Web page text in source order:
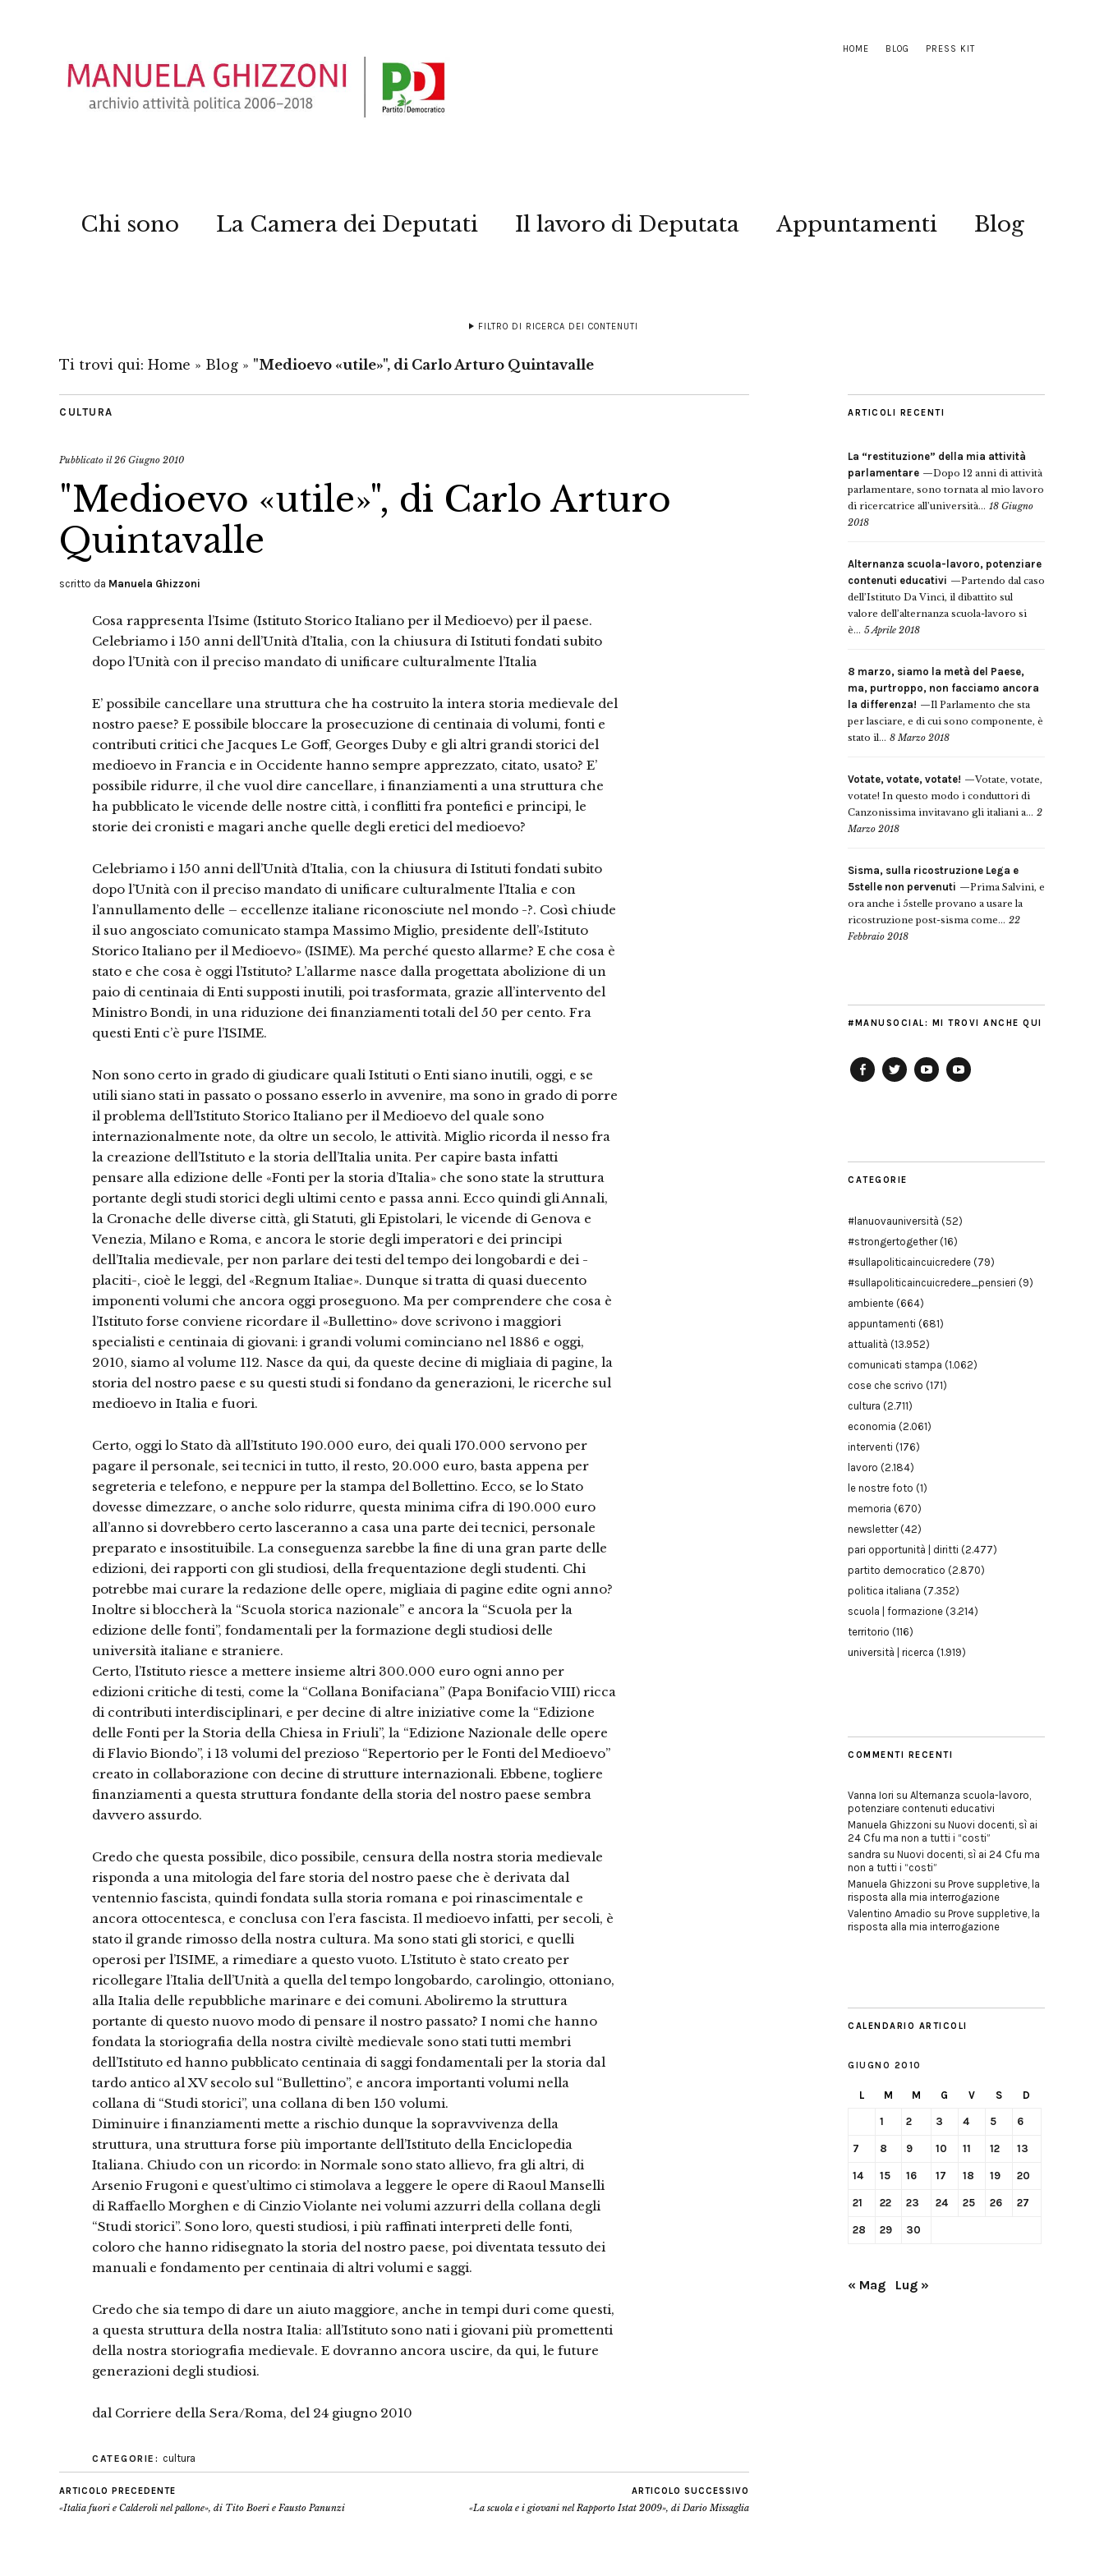
HOME BLOG PRESS KIT
Chi sono La Camera dei Deputati Il lavoro di Deputata Appuntamenti Blog
FILTRO DI RICERCA DEI CONTENUTI
Ti trovi qui: Home » Blog » "Medioevo «utile»", di Carlo Arturo Quintavalle
CULTURA
Pubblicato il26 Giugno 2010
"Medioevo «utile»", di Carlo Arturo
Quintavalle
scritto da Manuela Ghizzoni
Cosa rappresenta l’Isime (Istituto Storico Italiano per il Medioevo) per il paese.
Celebriamo i 150 anni dell’Unità d’Italia, con la chiusura di Istituti fondati subito
dopo l’Unità con il preciso mandato di unificare culturalmente l’Italia
E’ possibile cancellare una struttura che ha costruito la intera storia medievale del
nostro paese? E possibile bloccare la prosecuzione di centinaia di volumi, fonti e
contributi critici che Jacques Le Goff, Georges Duby e gli altri grandi storici del
medioevo in Francia e in Occidente hanno sempre apprezzato, citato, usato? E’
possibile ridurre, il che vuol dire cancellare, i finanziamenti a una struttura che
ha pubblicato le vicende delle nostre città, i conflitti fra pontefici e principi, le
storie dei cronisti e magari anche quelle degli eretici del medioevo?
Celebriamo i 150 anni dell’Unità d’Italia, con la chiusura di Istituti fondati subito
dopo l’Unità con il preciso mandato di unificare culturalmente l’Italia e con
l’annullamento delle – eccellenze italiane riconosciute nel mondo -?. Così chiude
il suo angosciato comunicato stampa Massimo Miglio, presidente dell’«Istituto
Storico Italiano per il Medioevo» (ISIME). Ma perché questo allarme? E che cosa è
stato e che cosa è oggi l’Istituto? L’allarme nasce dalla progettata abolizione di un
paio di centinaia di Enti supposti inutili, poi trasformata, grazie all’intervento del
Ministro Bondi, in una riduzione dei finanziamenti totali del 50 per cento. Fra
questi Enti c’è pure l’ISIME.
Non sono certo in grado di giudicare quali Istituti o Enti siano inutili, oggi, e se
utili siano stati in passato o possano esserlo in avvenire, ma sono in grado di porre
il problema dell’Istituto Storico Italiano per il Medioevo del quale sono
internazionalmente note, da oltre un secolo, le attività. Miglio ricorda il nesso fra
la creazione dell’Istituto e la storia dell’Italia unita. Per capire basta infatti
pensare alla edizione delle «Fonti per la storia d’Italia» che sono state la struttura
portante degli studi storici degli ultimi cento e passa anni. Ecco quindi gli Annali,
la Cronache delle diverse città, gli Statuti, gli Epistolari, le vicende di Genova e
Venezia, Milano e Roma, e ancora le storie degli imperatori e dei principi
dell’Italia medievale, per non parlare dei testi del tempo dei longobardi e dei -
placiti-, cioè le leggi, del «Regnum Italiae». Dunque si tratta di quasi duecento
imponenti volumi che ancora oggi proseguono. Ma per comprendere che cosa è
l’Istituto forse conviene ricordare il «Bullettino» dove scrivono i maggiori
specialisti e centinaia di giovani: i grandi volumi cominciano nel 1886 e oggi,
2010, siamo al volume 112. Nasce da qui, da queste decine di migliaia di pagine, la
storia del nostro paese e su questi studi si fondano da generazioni, le ricerche sul
medioevo in Italia e fuori.
Certo, oggi lo Stato dà all’Istituto 190.000 euro, dei quali 170.000 servono per
pagare il personale, sei tecnici in tutto, il resto, 20.000 euro, basta appena per
segreteria e telefono, e neppure per la stampa del Bollettino. Ecco, se lo Stato
dovesse dimezzare, o anche solo ridurre, questa minima cifra di 190.000 euro
all’anno si dovrebbero certo lasceranno a casa una parte dei tecnici, personale
preparato e insostituibile. La conseguenza sarebbe la fine di una gran parte delle
edizioni, dei rapporti con gli studiosi, della frequentazione degli studenti. Chi
potrebbe mai curare la redazione delle opere, migliaia di pagine edite ogni anno?
Inoltre si bloccherà la “Scuola storica nazionale” e ancora la “Scuola per la
edizione delle fonti”, fondamentali per la formazione degli studiosi delle
università italiane e straniere.
Certo, l’Istituto riesce a mettere insieme altri 300.000 euro ogni anno per
edizioni critiche di testi, co­me la “Collana Bonifaciana” (Papa Bonifacio VIII) ricca
di contributi interdisciplinari, e per decine di altre iniziative come la “Edizione
delle Fonti per la Storia della Chiesa in Friuli”, la “Edizione Nazionale delle opere
di Flavio Biondo”, i 13 volumi del prezioso “Repertorio per le Fonti del Medioevo”
creato in collaborazione con decine di strutture internazionali. Ebbene, togliere
finanziamenti a questa struttura fondante della storia del nostro paese sembra
davvero assurdo.
Credo che questa possibile, dico possibile, censura della nostra storia medievale
risponda a una mitologia del fare storia del nostro paese che è derivata dal
ventennio fascista, quindi fondata sulla storia romana e poi rinascimentale e
ancora ottocentesca, e conclusa con l’era fascista. Il medioevo infatti, per secoli, è
stato il grande rimosso della nostra cultura. Ma sono stati gli storici, e quelli
operosi per l’ISIME, a rimediare a questo vuoto. L’Istituto è stato creato per
ricollegare l’Italia dell’Unità a quella del tempo longobardo, carolingio, ottoniano,
alla Italia delle repubbliche marinare e dei comuni. Aboliremo la struttura
portante di questo nuovo modo di pensare il nostro passato? I nomi che hanno
fondata la storiografia della nostra civiltè medievale sono stati tutti membri
dell’Istituto ed hanno pubblicato centinaia di saggi fondamentali per la storia dal
tardo antico al XV secolo sul “Bullettino”, e ancora importanti volumi nella
collana di “Studi storici”, una collana di ben 150 volumi.
Diminuire i finanziamenti mette a rischio dunque la sopravvivenza della
struttura, una struttura forse più importante dell’Istituto della Enciclopedia
Italiana. Chiudo con un ricordo: in Normale sono stato allievo, fra gli altri, di
Arsenio Frugoni e quest’ultimo ci stimolava a leggere le opere di Raoul Manselli
di Raffaello Morghen e di Cinzio Violante nei volumi azzurri della collana degli
“Studi storici”. Sono loro, questi studiosi, i più raffinati interpreti delle fonti,
coloro che hanno ridisegnato la storia del nostro paese, poi diventata tessuto dei
manuali e fondamento per centinaia di altri volumi e saggi.
Credo che sia tempo di dare un aiuto maggiore, anche in tempi duri come questi,
a questa struttura della nostra Italia: all’Istituto sono nati i giovani più promettenti
della nostra storiografia medievale. E dovranno ancora uscire, da qui, le future
generazioni degli studiosi.
dal Corriere della Sera/Roma, del 24 giugno 2010
CATEGORIE: cultura
ARTICOLO PRECEDENTE
«Italia fuori e Calderoli nel pallone», di Tito Boeri e Fausto Panunzi
ARTICOLO SUCCESSIVO
«La scuola e i giovani nel Rapporto Istat 2009», di Dario Missaglia
ARTICOLI RECENTI
La “restituzione” della mia attività
parlamentare
Dopo 12 anni di attività
parlamentare, sono tornata al mio lavoro
di ricercatrice all’università... 18 Giugno
2018
Alternanza scuola-lavoro, potenziare
contenuti educativi
Partendo dal caso
dell’Istituto Da Vinci, il dibattito sul
valore dell’alternanza scuola-lavoro si
è... 5 Aprile 2018
8 marzo, siamo la metà del Paese,
ma, purtroppo, non facciamo ancora
la differenza!
Il Parlamento che sta
per lasciare, e di cui sono componente, è
stato il... 8 Marzo 2018
Votate, votate, votate!
Votate, votate,
votate! In questo modo i conduttori di
Canzonissima invitavano gli italiani a... 2
Marzo 2018
Sisma, sulla ricostruzione Lega e
5stelle non pervenuti
Prima Salvini, e
ora anche i 5stelle provano a usare la
ricostruzione post-sisma come... 22
Febbraio 2018
#MANUSOCIAL: MI TROVI ANCHE QUI
CATEGORIE
#lanuovauniversità (52)
#strongertogether(16)
#sullapoliticaincuicredere (79)
#sullapoliticaincuicredere_pensieri (9)
ambiente (664)
appuntamenti (681)
attualità (13.952)
comunicati stampa (1.062)
cose che scrivo (171)
cultura (2.711)
economia (2.061)
interventi (176)
lavoro (2.184)
le nostre foto (1)
memoria (670)
newsletter(42)
pari opportunità | diritti (2.477)
partito democratico (2.870)
politica italiana (7.352)
scuola | formazione (3.214)
territorio (116)
università | ricerca (1.919)
COMMENTI RECENTI
Vanna Iori su Alternanza scuola-lavoro,
potenziare contenuti educativi
Manuela Ghizzoni su Nuovi docenti, sì ai
24 Cfu ma non a tutti i “costi”
sandra su Nuovi docenti, sì ai 24 Cfu ma
non a tutti i “costi”
Manuela Ghizzoni su Prove suppletive, la
risposta alla mia interrogazione
Valentino Amadio su Prove suppletive, la
risposta alla mia interrogazione
CALENDARIO ARTICOLI
GIUGNO 2010
L M M G V S D
1 2 3 4 5 6
7 8 9 10 11 12 13
14 15 16 17 18 19 20
21 22 23 24 25 26 27
28 29 30
« Mag Lug »